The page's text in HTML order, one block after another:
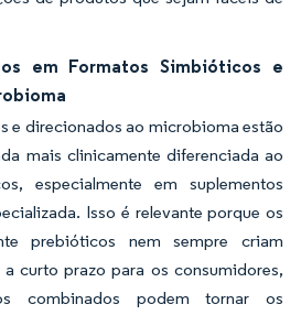
em Formatos Simbióticos e
e direcionados ao microbioma estão
mais clinicamente diferenciada ao
especialmente em suplementos
Isso é relevante porque os
prebióticos nem sempre criam
curto prazo para os consumidores,
combinados podem tornar os